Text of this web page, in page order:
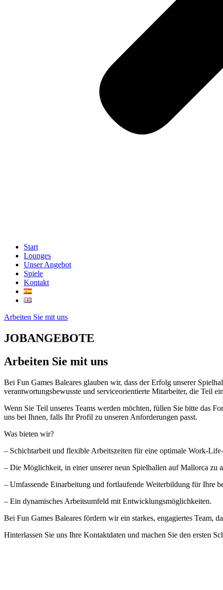
Start
Lounges
Unser Angebot
Spiele
Kontakt
Arbeiten Sie mit uns
JOBANGEBOTE
Arbeiten Sie mit uns
Bei Fun Games Baleares glauben wir, dass der Erfolg unserer
verantwortungsbewusste und serviceorientierte Mitarbeiter, die Teil
Wenn Sie Teil unseres Teams werden möchten, füllen Sie bitte das
uns bei Ihnen, falls Ihr Profil zu unseren Anforderungen passt.
Was bieten wir?
– Schichtarbeit und flexible Arbeitszeiten für eine optimale Work-
– Die Möglichkeit, in einer unserer neun Spielhallen auf Mallorca zu
– Umfassende Einarbeitung und fortlaufende Weiterbildung für Ihre
– Ein dynamisches Arbeitsumfeld mit Entwicklungsmöglichkeiten.
Bei Fun Games Baleares fördern wir ein starkes, engagiertes Team,
Hinterlassen Sie uns Ihre Kontaktdaten und machen Sie den ersten